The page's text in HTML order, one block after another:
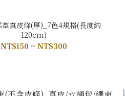
真皮條(厚)_7色4規格(長度約
120cm)
NT$150 ~ NT$300